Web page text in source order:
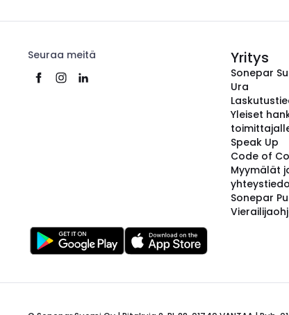
Seuraa meitä Yritys
Sonepar
Ura
Yleiset
Speak Up
Code of
Myymälät
Sonepar